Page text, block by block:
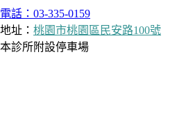
電話：03-335-0159
地址： 桃園市桃園區民安路100號
本診所附設停車場